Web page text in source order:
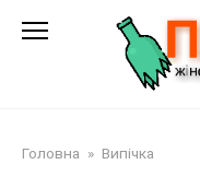
Головна » Випічка